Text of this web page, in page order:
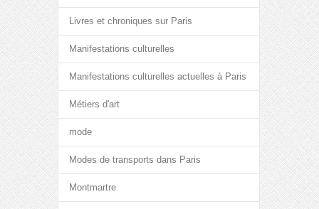
Livres et chroniques sur Paris
Manifestations culturelles
Manifestations culturelles actuelles à Paris
Métiers d'art
mode
Modes de transports dans Paris
Montmartre